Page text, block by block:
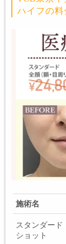
ハイフの料
施術名
スタンダード
ショット